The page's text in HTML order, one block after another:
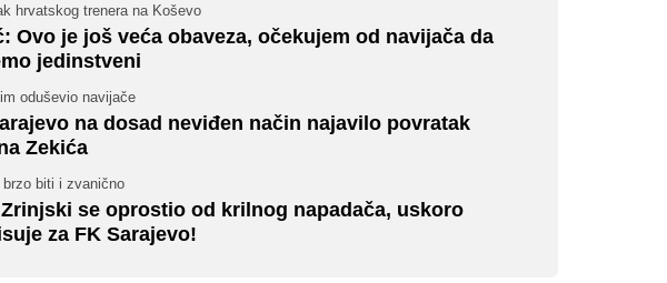
hrvatskog trenera na Koševo
Ovo je još veća obaveza, očekujem od navijača da
jedinstveni
oduševio navijače
na dosad neviđen način najavilo povratak
Zekića
biti i zvanično
Zrinjski se oprostio od krilnog napadača, uskoro
za FK Sarajevo!